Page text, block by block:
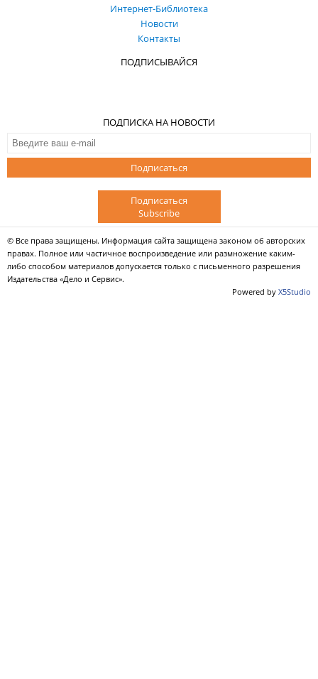
Интернет-Библиотека
Новости
Контакты
ПОДПИСЫВАЙСЯ
ПОДПИСКА НА НОВОСТИ
Подписаться
Подписаться
Subscribe
© Все права защищены. Информация сайта защищена законом об авторских
правах. Полное или частичное воспроизведение или размножение каким-
либо способом материалов допускается только с письменного разрешения
Издательства «Дело и Сервис».
Powered by X5Studio